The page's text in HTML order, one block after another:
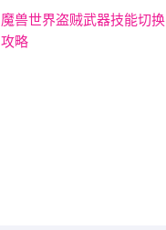
魔兽世界盗贼武器技能切换
攻略